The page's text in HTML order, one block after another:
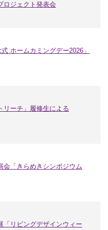
ロジェクト発表会
ホームカミングデー2026」
リーチ」履修生による
会「きらめきシンポジウム
「リビングデザインウィー